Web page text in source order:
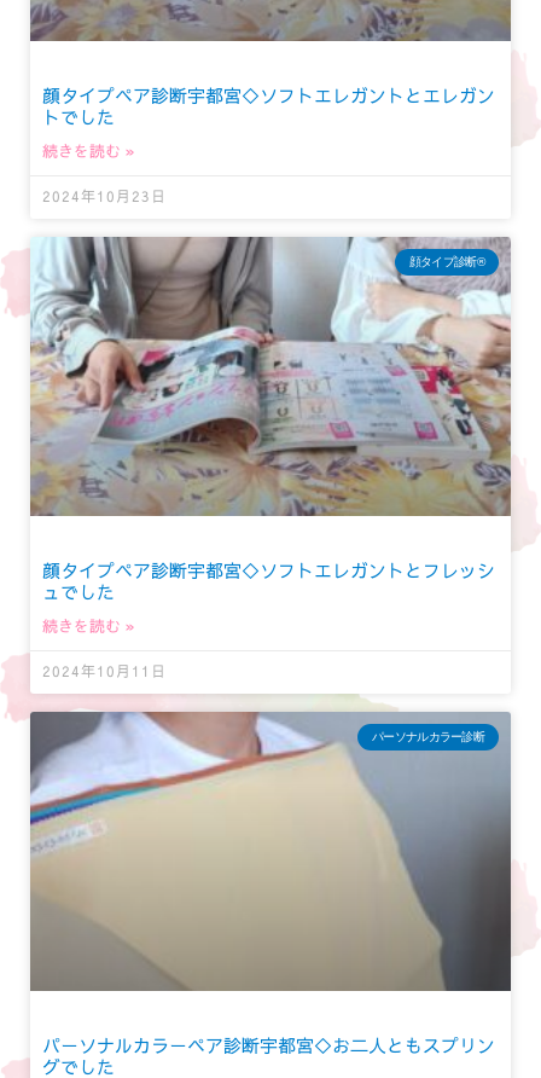
顔タイプペア診断宇都宮◇ソフトエレガントとエレガン
トでした
続きを読む »
2024年10月23日
顔タイプ診断®︎
顔タイプペア診断宇都宮◇ソフトエレガントとフレッシ
ュでした
続きを読む »
2024年10月11日
パーソナルカラー診断
パーソナルカラーペア診断宇都宮◇お二人ともスプリン
グでした